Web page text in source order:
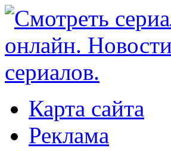
Карта сайта
Реклама